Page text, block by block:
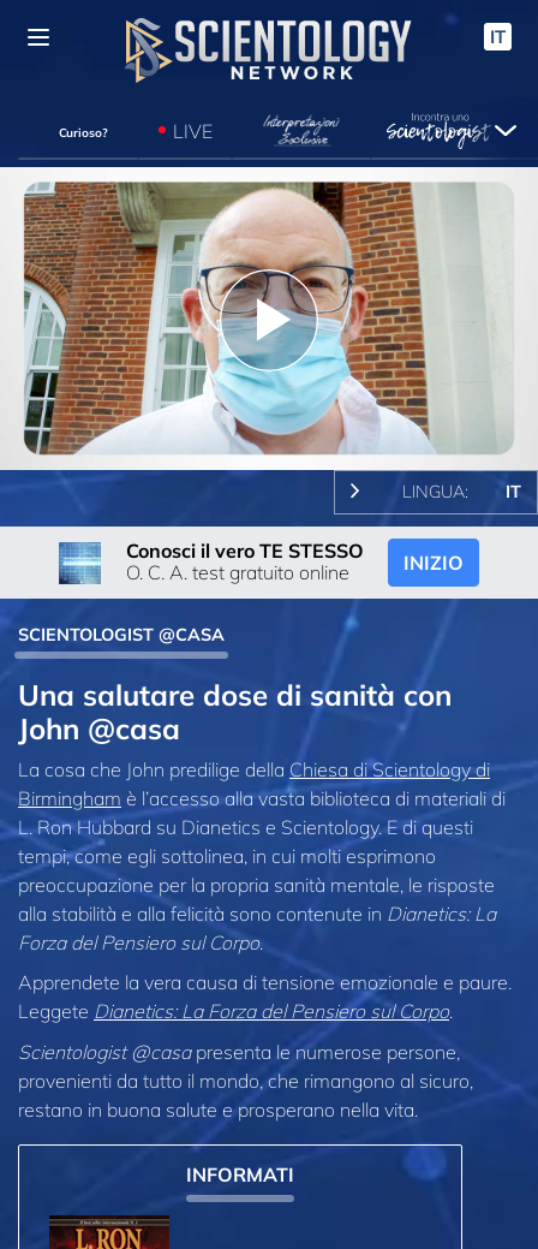
IT
Curioso? LIVE
Play
Video
LINGUA: IT
Conosci il vero TE STESSO
O. C. A. test gratuito online
INIZIO
SCIENTOLOGIST @CASA
Una salutare dose di sanità con
John @casa
La cosa che John predilige della Chiesa di Scientology di
Birmingham è l’accesso alla vasta biblioteca di materiali di
L. Ron Hubbard su Dianetics e Scientology. E di questi
tempi, come egli sottolinea, in cui molti esprimono
preoccupazione per la propria sanità mentale, le risposte
alla stabilità e alla felicità sono contenute in Dianetics: La
Forza del Pensiero sul Corpo.
Apprendete la vera causa di tensione emozionale e paure.
Leggete Dianetics: La Forza del Pensiero sul Corpo.
Scientologist @casapresenta le numerose persone,
provenienti da tutto il mondo, che rimangono al sicuro,
restano in buona salute e prosperano nella vita.
INFORMATI